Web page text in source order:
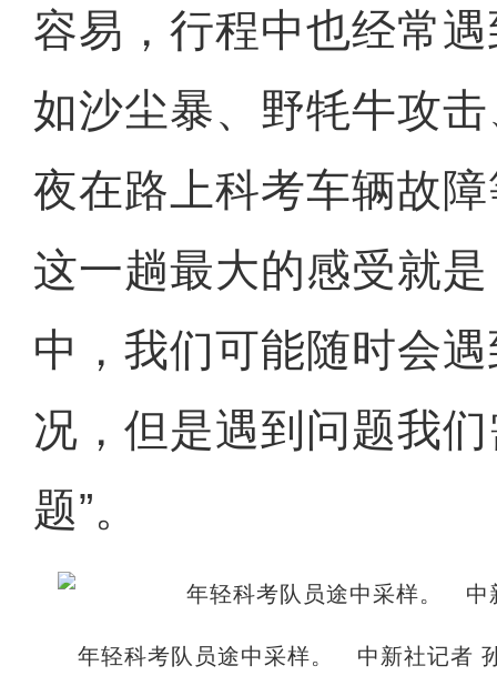
容易，行程中也经常
如沙尘暴、野牦牛攻
夜在路上科考车辆故
这一趟最大的感受就
中，我们可能随时会
况，但是遇到问题我
题”。
年轻科考队员途中采样。 中新社记者